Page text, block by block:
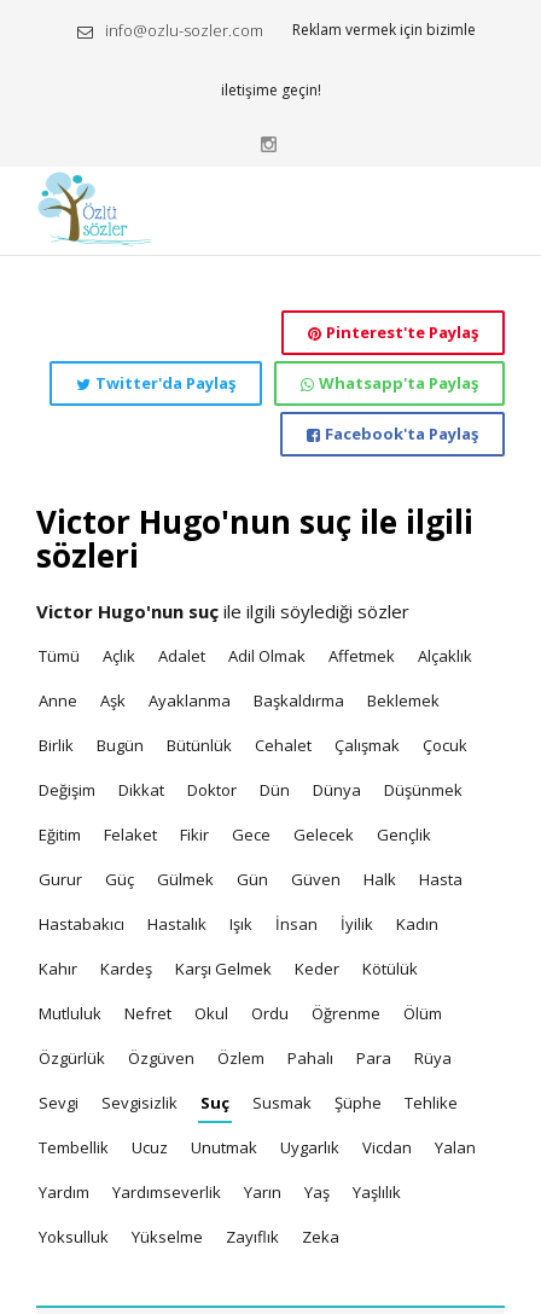
info@ozlu-sozler.com Reklam vermek için bizimle
iletişime geçin!
Pinterest'te Paylaş
Whatsapp'ta Paylaş
Twitter'da Paylaş
Facebook'ta Paylaş
Victor Hugo'nun suç ile ilgili
sözleri
Victor Hugo'nun suç ile ilgili söylediği sözler
Tümü Açlık Adalet Adil Olmak Affetmek Alçaklık
Anne Aşk Ayaklanma Başkaldırma Beklemek
Birlik Bugün Bütünlük Cehalet Çalışmak Çocuk
Değişim Dikkat Doktor Dün Dünya Düşünmek
Eğitim Felaket Fikir Gece Gelecek Gençlik
Gurur Güç Gülmek Gün Güven Halk Hasta
Hastabakıcı Hastalık Işık İnsan İyilik Kadın
Kahır Kardeş Karşı Gelmek Keder Kötülük
Mutluluk Nefret Okul Ordu Öğrenme Ölüm
Özgürlük Özgüven Özlem Pahalı Para Rüya
Sevgi Sevgisizlik Suç Susmak Şüphe Tehlike
Tembellik Ucuz Unutmak Uygarlık Vicdan Yalan
Yardım Yardımseverlik Yarın Yaş Yaşlılık
Yoksulluk Yükselme Zayıflık Zeka